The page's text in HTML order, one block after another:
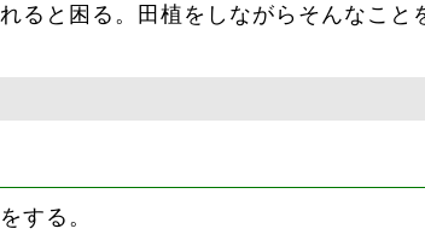
ると困る。田植をしながらそんなこと
する。